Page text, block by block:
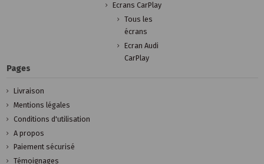
Ecrans CarPlay
Tous les
écrans
Ecran Audi
CarPlay
Pages
Livraison
Mentions légales
Conditions d'utilisation
A propos
Paiement sécurisé
Témoignages